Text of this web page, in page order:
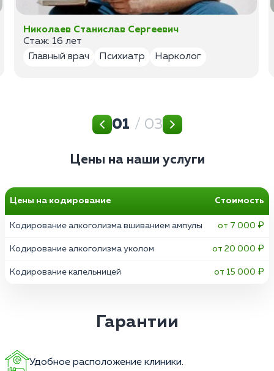
Николаев Станислав Сергеевич
Стаж: 16 лет
Главный врач
Психиатр Нарколог
01 / 03
Цены на наши услуги
Цены на кодирование Стоимость
Кодирование алкоголизма вшиванием ампулы от 7 000 ₽
Кодирование алкоголизма уколом от 20 000 ₽
Кодирование капельницей от 15 000 ₽
Гарантии
Удобное расположение клиники.